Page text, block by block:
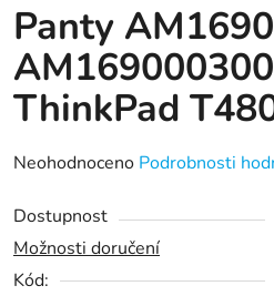
Panty
ThinkPad
Průměrné
produktu
je
0,0
Neohodnoceno Podrobnosti
Dostupnost
Možnosti doručení
Kód: